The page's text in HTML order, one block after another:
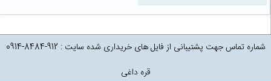
شماره تماس جهت پشتیبانی از فایل های خریداری شده سایت : 912-8484-0914
قره داغی